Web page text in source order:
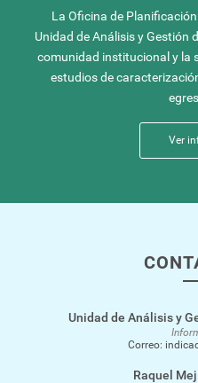
La Oficina de
Unidad de Análisis y Gestión
comunidad institucional y la
estudios de
Ver
Unidad de Análisis y
Correo:
Raquel